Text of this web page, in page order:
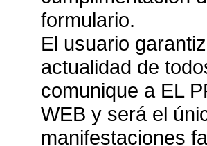
formulario.
El usuario
actualidad de
comunique a EL
WEB y será el
manifestaciones